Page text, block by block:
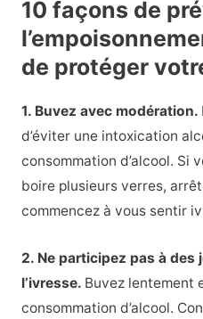
10 façons de
de protéger
1. Buvez avec modération.
d’éviter une intoxication
consommation d’alcool. Si
boire plusieurs verres,
commencez à vous sentir
2. Ne participez pas à des
l’ivresse. Buvez lentement
consommation d’alcool.